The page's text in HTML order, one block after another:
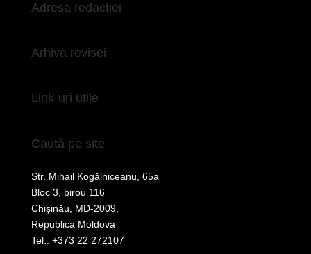
Adresa redacției
Arhiva revisei
Link-uri utile
Caută pe site
Str. Mihail Kogălniceanu, 65a
Bloc 3, birou 116
Chișinău, MD-2009,
Republica Moldova
Tel.: +373 22 272107